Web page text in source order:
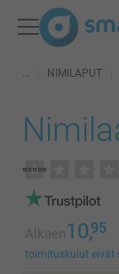
NIMILAPUT
Alkaen10,95
toimituskulut eivät